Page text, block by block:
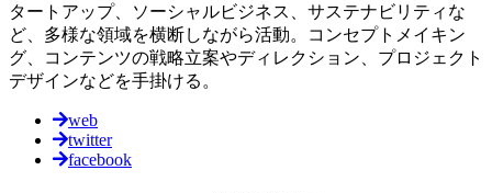
タートアップ、ソーシャルビジネス、サステナビリティな
ど、多様な領域を横断しながら活動。コンセプトメイキン
グ、コンテンツの戦略立案やディレクション、プロジェクト
デザインなどを手掛ける。
web
twitter
facebook